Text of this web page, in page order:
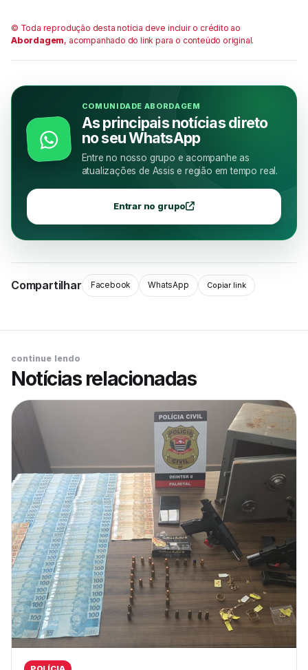
© Toda reprodução desta notícia deve incluir o crédito ao
Abordagem, acompanhado do link para o conteúdo original.
COMUNIDADE ABORDAGEM
As principais notícias direto
no seu WhatsApp
Entre no nosso grupo e acompanhe as
atualizações de Assis e região em tempo real.
Entrar no grupo
Compartilhar Facebook WhatsApp Copiar link
continue lendo
Notícias relacionadas